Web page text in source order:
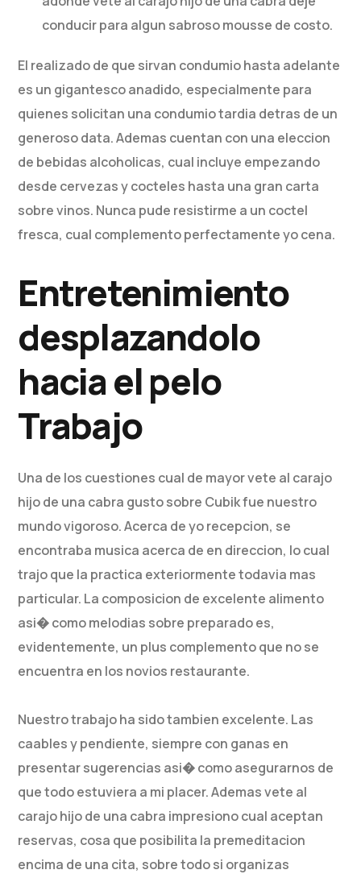
conducir para algun sabroso mousse de costo.
El realizado de que sirvan condumio hasta adelante
es un gigantesco anadido, especialmente para
quienes solicitan una condumio tardia detras de un
generoso data. Ademas cuentan con una eleccion
de bebidas alcoholicas, cual incluye empezando
desde cervezas y cocteles hasta una gran carta
sobre vinos. Nunca pude resistirme a un coctel
fresca, cual complemento perfectamente yo cena.
Entretenimiento
desplazandolo
hacia el pelo
Trabajo
Una de los cuestiones cual de mayor vete al carajo
hijo de una cabra gusto sobre Cubik fue nuestro
mundo vigoroso. Acerca de yo recepcion, se
encontraba musica acerca de en direccion, lo cual
trajo que la practica exteriormente todavia mas
particular. La composicion de excelente alimento
asi� como melodias sobre preparado es,
evidentemente, un plus complemento que no se
encuentra en los novios restaurante.
Nuestro trabajo ha sido tambien excelente. Las
caables y pendiente, siempre con ganas en
presentar sugerencias asi� como asegurarnos de
que todo estuviera a mi placer. Ademas vete al
carajo hijo de una cabra impresiono cual aceptan
reservas, cosa que posibilita la premeditacion
encima de una cita, sobre todo si organizas